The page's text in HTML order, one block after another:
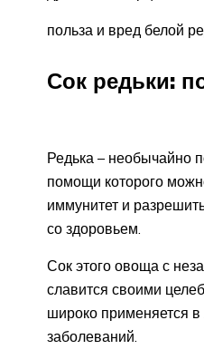
польза и вред белой
Сок редьки:
Редька – необычайно
помощи которого
иммунитет и
со здоровьем.
Сок этого овоща с
славится своими
широко применяется
заболеваний.